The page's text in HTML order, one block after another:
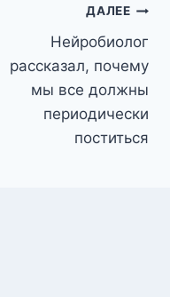
ДАЛЕЕ
Нейробиолог
рассказал, почему
мы все должны
периодически
поститься